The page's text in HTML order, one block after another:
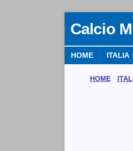
Calcio
HOME ITALIA
HOME